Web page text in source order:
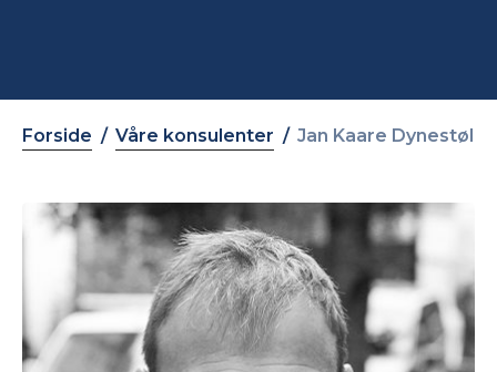
Forside Våre konsulenter Jan Kaare Dynestøl